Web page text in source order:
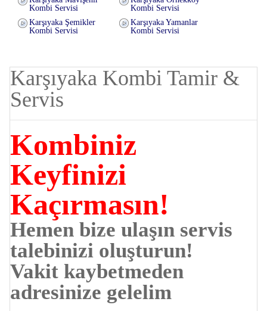
Kombi Servisi
Kombi Servisi
Karşıyaka Şemikler
Kombi Servisi
Karşıyaka Yamanlar
Kombi Servisi
Karşıyaka Kombi Tamir &
Servis
Kombiniz
Keyfinizi
Kaçırmasın!
Hemen bize ulaşın servis
talebinizi oluşturun!
Vakit kaybetmeden
adresinize gelelim